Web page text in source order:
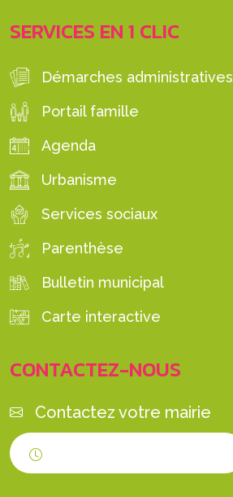
SERVICES EN 1 CLIC
Démarches administratives
Portail famille
Agenda
Urbanisme
Services sociaux
Parenthèse
Bulletin municipal
Carte interactive
CONTACTEZ-NOUS
Contactez votre mairie